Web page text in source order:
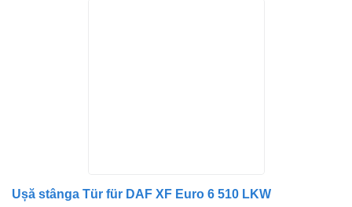
Ușă stânga Tür für DAF XF Euro 6 510 LKW